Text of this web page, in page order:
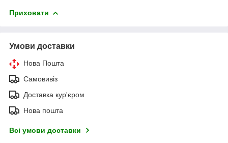
Приховати
Умови доставки
Нова Пошта
Самовивіз
Доставка кур'єром
Нова пошта
Всі умови доставки